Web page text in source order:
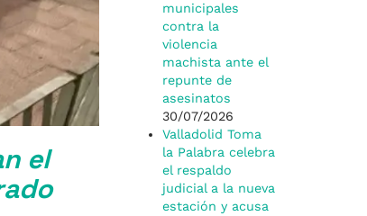
el
municipales
contra la
violencia
machista ante el
repunte de
asesinatos
30/07/2026
Valladolid Toma
la Palabra celebra
el respaldo
judicial a la nueva
estación y acusa